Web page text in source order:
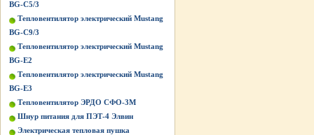
BG-C5/3
Тепловентилятор электрический Mustang
BG-C9/3
Тепловентилятор электрический Mustang
BG-Е2
Тепловентилятор электрический Mustang
BG-Е3
Тепловентилятор ЭРДО СФО-3М
Шнур питания для ПЭТ-4 Элвин
Электрическая тепловая пушка